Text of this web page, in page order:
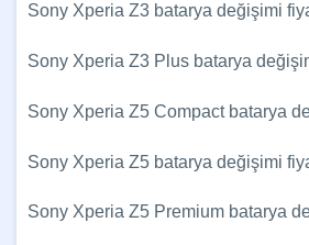
Sony Xperia Z3 batarya değişimi
Sony Xperia Z3 Plus batarya
Sony Xperia Z5 Compact batarya
Sony Xperia Z5 batarya değişimi
Sony Xperia Z5 Premium batarya